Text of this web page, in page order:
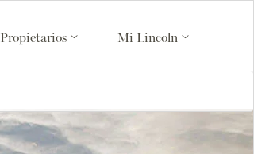
Propietarios Mi Lincoln